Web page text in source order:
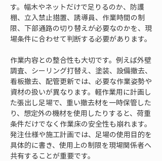
す。幅木やネットだけで足りるのか、防護
棚、立入禁止措置、誘導員、作業時間の制
限、下部通路の切り替えが必要なのかを、現
場条件に合わせて判断する必要があります。
作業内容との整合性も大切です。例えば外壁
調査、シーリング打替え、塗装、設備撤去、
看板撤去、配管更新では、必要な作業姿勢や
資材の扱いが異なります。軽作業用に計画し
た張出し足場で、重い撤去材を一時保管した
り、想定外の機材を使用したりすると、荷重
条件だけでなく作業床の安全性も崩れます。
発注仕様や施工計画では、足場の使用目的を
具体的に書き、使用上の制限を現場関係者へ
共有することが重要です。